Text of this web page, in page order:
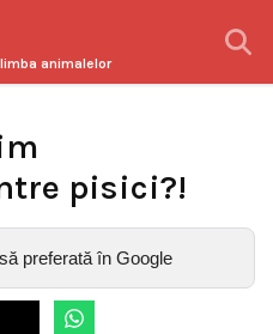
animalelor
pisici?!
preferată în Google